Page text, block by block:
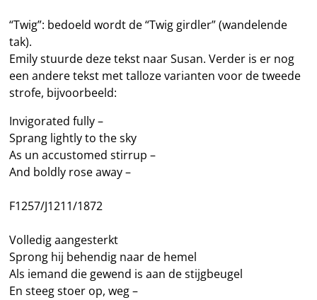
“Twig”: bedoeld wordt de “Twig girdler” (wandelende
tak).
Emily stuurde deze tekst naar Susan. Verder is er nog
een andere tekst met talloze varianten voor de tweede
strofe, bijvoorbeeld:
Invigorated fully –
Sprang lightly to the sky
As un accustomed stirrup –
And boldly rose away –
F1257/J1211/1872
Volledig aangesterkt
Sprong hij behendig naar de hemel
Als iemand die gewend is aan de stijgbeugel
En steeg stoer op, weg –